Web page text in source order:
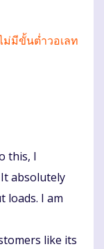
ม่มีขั้นต่ำวอเลท
this, I
absolutely
loads. I am
like its